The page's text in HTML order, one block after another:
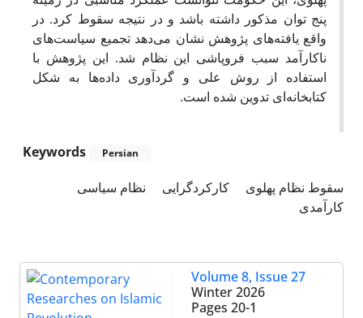
پنج توان مذکور داشته باشد و در نتیجه سقوط کرد. در
واقع یافته‌های پژوهش نشان می‌دهد تجمیع سیاست‌های
ناکارآمد سبب فروپاشی این نظام شد. این پژوهش با
استفاده از روش علی و گردآوری داده‌ها به شکل
کتابخانه‌ای تدوین شده است.
Keywords Persian
سقوط نظام پهلوی کارکردگرایی
نظام سیاسی
کارآمدی
Volume 8, Issue 27
Winter 2026
Pages 20-1